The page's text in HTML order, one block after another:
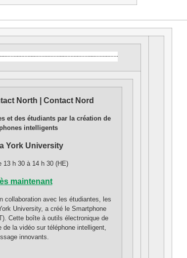
North | Contact Nord
et des étudiants par la création de
intelligents
York University
13 h 30 à 14 h 30 (HE)
maintenant
collaboration avec les étudiantes, les
University, a créé le Smartphone
Cette boîte à outils électronique de
la vidéo sur téléphone intelligent,
innovants.